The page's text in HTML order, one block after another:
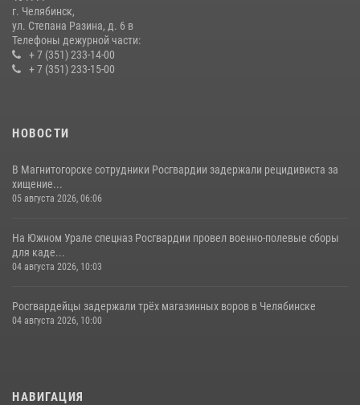
08 июля 2026, 12:05
г. Челябинск,
ул. Степана Разина, д. 6 в
Телефоны дежурной части:
+ 7 (351) 233-14-00
+ 7 (351) 233-15-00
НОВОСТИ
В Магнитогорске сотрудники Росгвардии задержали рецидивиста за
хищение...
05 августа 2026, 06:06
На Южном Урале спецназ Росгвардии провел военно-полевые сборы
для каде...
04 августа 2026, 10:03
Росгвардейцы задержали трёх магазинных воров в Челябинске
04 августа 2026, 10:00
НАВИГАЦИЯ